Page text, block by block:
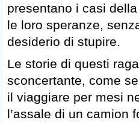
presentano i casi
le loro speranze,
desiderio di stupire.
Le storie di questi
sconcertante, come
il viaggiare per mesi
l’assale di un camion